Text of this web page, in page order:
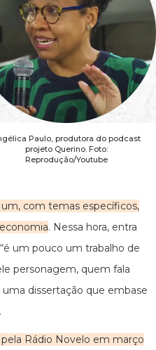
Paulo, produtora do podcast
projeto Querino. Foto:
Reprodução/Youtube
com temas específicos,
. Nessa hora, entra
um pouco um trabalho de
personagem, quem fala
dissertação que embase
Rádio Novelo em março